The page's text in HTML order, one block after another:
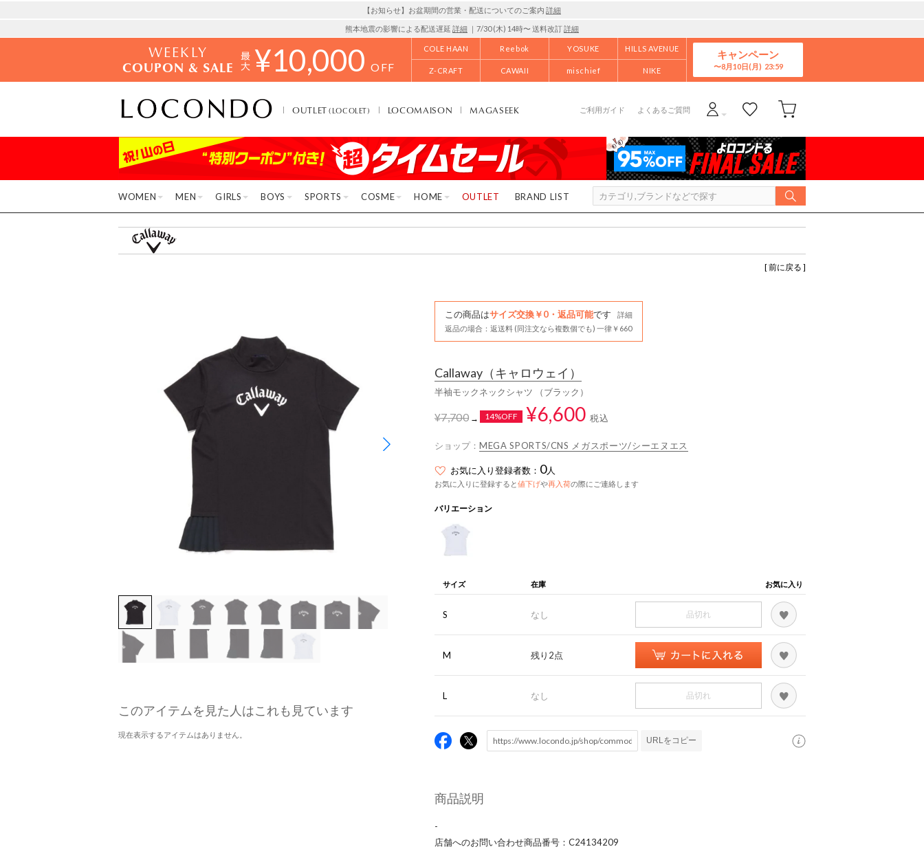
【お知らせ】お盆期間の営業・配送についてのご案内 詳細
熊本地震の影響による配送遅延 詳細 ｜7/30 (木) 14時〜 送料改訂詳細
WEEKLY
COUPON & SALE ¥10,000 OFF
COLE HAAN Reebok YOSUKE HILLS AVENUE
Z-CRAFT CAWAII mischief NIKE
キャンペーン
8月10日(月)
OUTLET(LOCOLET) LOCOMAISON MAGASEEK ご利用ガイド よくあるご質問
WOMEN MEN GIRLS BOYS SPORTS COSME HOME OUTLET BRAND LIST
[ 前に戻る ]
このアイテムを見た人はこれも見ています
現在表示するアイテムはありません。
この商品はサイズ交換￥0・返品可能です
詳細
返品の場合：返送料 (同注文なら複数個でも) 一律￥660
Callaway （キャロウェイ）
半袖モックネックシャツ （ブラック）
¥7,700→ 14%OFF ¥6,600 税込
ショップ： MEGA SPORTS/CNS メガスポーツ/シーエヌエス
お気に入り登録者数： 0人
お気に入りに登録すると値下げや再入荷の際にご連絡します
バリエーション
サイズ 在庫 お気に入り
S なし 品切れ
M 残り2点
L なし 品切れ
URLをコピー
商品説明
-
店舗へのお問い合わせ商品番号：C24134209